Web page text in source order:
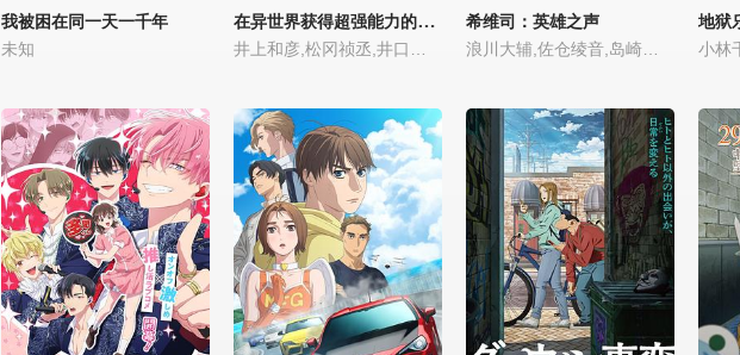
我被困在同一天一千年
未知
在异世界获得超强能力的我在现实世界照样无敌
希维司：英雄之声
地狱